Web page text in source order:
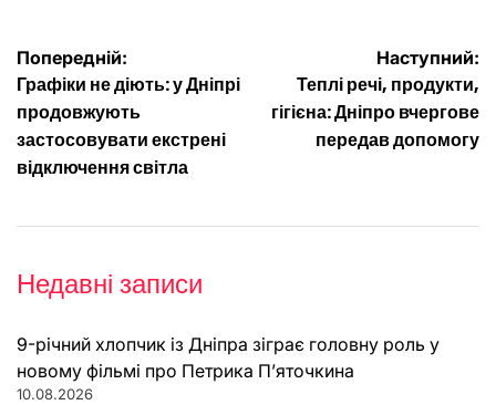
Навігація
записів
Попередній:
Графіки не діють: у Дніпрі
продовжують
застосовувати екстрені
відключення світла
Наступний:
Теплі речі, продукти,
гігієна: Дніпро вчергове
передав допомогу
Недавні записи
9-річний хлопчик із Дніпра зіграє головну роль у
новому фільмі про Петрика П’яточкина
10.08.2026